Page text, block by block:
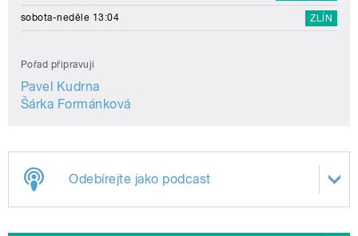
sobota-neděle 13:04 ZLÍN
Pořad připravují
Pavel Kudrna
Šárka Formánková
Odebírejte jako podcast